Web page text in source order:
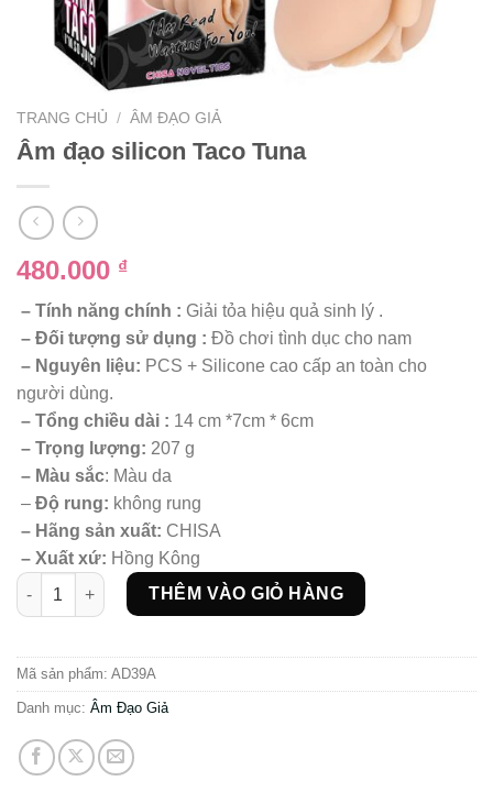
TRANG CHỦ / ÂM ĐẠO GIẢ
Âm đạo silicon Taco Tuna
480.000 ₫
– Tính năng chính : Giải tỏa hiệu quả sinh lý .
– Đối tượng sử dụng : Đồ chơi tình dục cho nam
– Nguyên liệu: PCS + Silicone cao cấp an toàn cho
người dùng.
– Tổng chiều dài : 14 cm *7cm * 6cm
– Trọng lượng: 207 g
– Màu sắc: Màu da
– Độ rung: không rung
– Hãng sản xuất: CHISA
– Xuất xứ: Hồng Kông
Âm đạo silicon Taco Tuna số lượng
THÊM VÀO GIỎ HÀNG
Mã sản phẩm: AD39A
Danh mục: Âm Đạo Giả